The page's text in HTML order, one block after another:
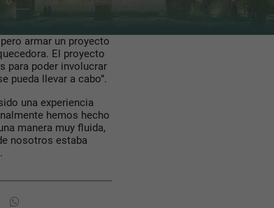
acostumbrados, la
armar un proyecto
El proyecto
para poder involucrar
pueda llevar a cabo”.
una experiencia
hemos hecho
manera muy fluida,
nosotros estaba